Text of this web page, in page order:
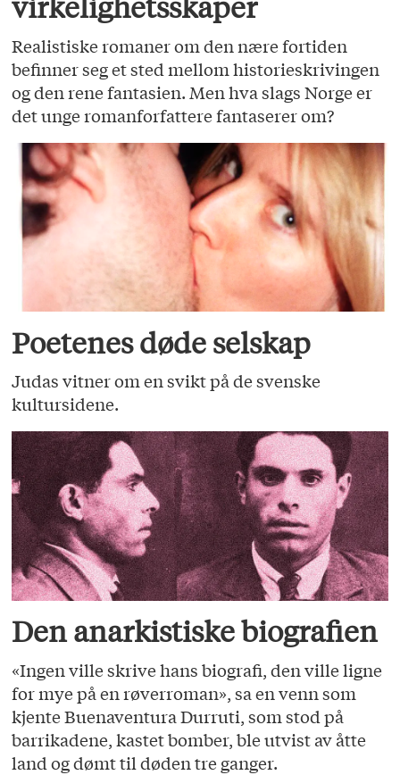
virkelighetsskaper
Realistiske romaner om den nære fortiden
befinner seg et sted mellom historieskrivingen
og den rene fantasien. Men hva slags Norge er
det unge romanforfattere fantaserer om?
Poetenes døde selskap
Judas vitner om en svikt på de svenske
kultursidene.
Den anarkistiske biografien
«Ingen ville skrive hans biografi, den ville ligne
for mye på en røverroman», sa en venn som
kjente Buenaventura Durruti, som stod på
barrikadene, kastet bomber, ble utvist av åtte
land og dømt til døden tre ganger.